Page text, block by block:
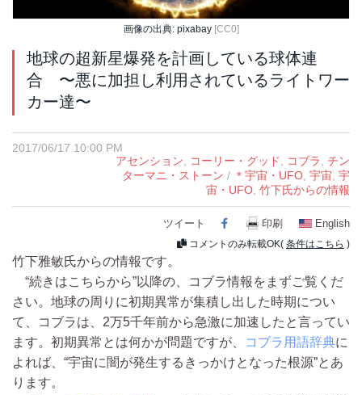
画像の出典: pixabay [CC0]
地球の超新星爆発を計画している球体連
合 〜悪に加担し利用されているライトワー
カー達〜
2017/06/17 10:00 PM
アセンション, コーリー・グッド, コブラ, チン
ターマニ・ストーン / ＊宇宙・UFO, 宇宙, 宇
宙・UFO, 竹下氏からの情報
ツイート Facebook
印刷 English
コメントのみ転載OK( 条件はこちら )
竹下雅敏氏からの情報です。
“続きはこちらから”以降の、コブラ情報をまずご覧くだ
さい。地球の周りに初期異常が集積し出した時期につい
て、コブラは、2万5千年前から急激に加速したと言ってい
ます。初期異常とは何かが問題ですが、
コブラ用語辞典に
よれば、“宇宙に闇が発生するきっかけとなった根源”とあ
ります。